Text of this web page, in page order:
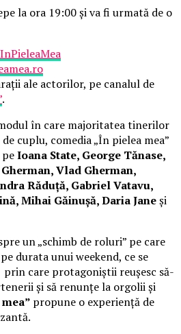
la ora 19:00 și va fi urmată de o
ale actorilor, pe canalul de
.
în care majoritatea tinerilor
cuplu, comedia „În pielea mea”
Ioana State, George Tănase,
Vlad Gherman,
Răduță, Gabriel Vatavu,
Mihai Găinușă, Daria Janeși
un „schimb de roluri” pe care
durata unui weekend, ce se
prin care protagoniștii reușesc să-
și să renunțe la orgolii și
propune o experiență de